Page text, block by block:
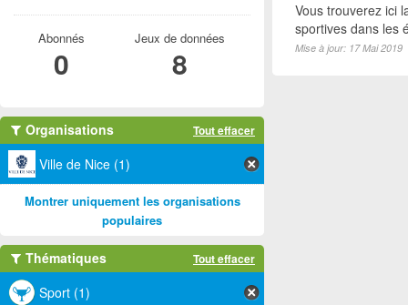
Vous trouverez ici
sportives dans les
Mise à jour: 17 Mai 2019
Abonnés
0
Jeux de données
8
Organisations Tout effacer
Ville de Nice (1)
Montrer uniquement les organisations
populaires
Thématiques Tout effacer
Sport (1)